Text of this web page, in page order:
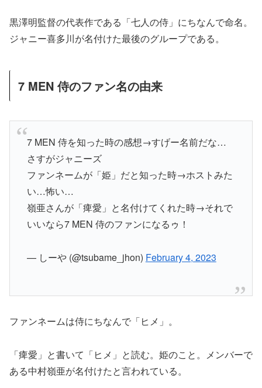
黒澤明監督の代表作である「七人の侍」にちなんで命名。
ジャニー喜多川が名付けた最後のグループである。
7 MEN 侍のファン名の由来
7 MEN 侍を知った時の感想→すげー名前だな…
さすがジャニーズ
ファンネームが「姫」だと知った時→ホストみた
い…怖い…
嶺亜さんが「痺愛」と名付けてくれた時→それで
いいなら7 MEN 侍のファンになるゥ！
— しーや (@tsubame_jhon) February 4, 2023
ファンネームは侍にちなんで「ヒメ」。
「痺愛」と書いて「ヒメ」と読む。姫のこと。メンバーで
ある中村嶺亜が名付けたと言われている。